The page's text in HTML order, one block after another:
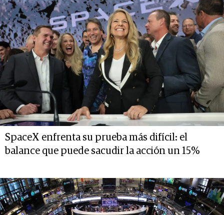
SpaceX enfrenta su prueba más difícil: el
balance que puede sacudir la acción un 15%